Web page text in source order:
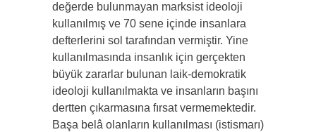
değerde bulunmayan marksist ideoloji
kullanılmış ve 70 sene içinde insanlara
defterlerini sol tarafından vermiştir. Yine
kullanılmasında insanlık için gerçekten
büyük zararlar bulunan laik-demokratik
ideoloji kullanılmakta ve insanların başını
dertten çıkarmasına fırsat vermemektedir.
Başa belâ olanların kullanılması (istismarı)